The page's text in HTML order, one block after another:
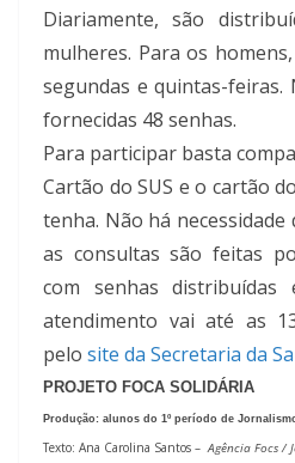
Diariamente, são
mulheres. Para os
segundas e quintas-feiras.
fornecidas 48 senhas.
Para participar basta
Cartão do SUS e o cartão
tenha. Não há
as consultas são feitas
com senhas
atendimento vai até as
pelo site da Secretaria da
PROJETO FOCA SOLIDÁRIA
Produção: alunos do 1º período de
Texto: Ana Carolina Santos – Agência Focs /